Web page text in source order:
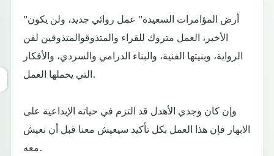
"أرض المؤامرات السعيدة" عمل روائي جديد، ولن يكون
الأخير، العمل متروك للقراء والمتذوقوالمتذوقين لفن
الرواية، وبنيتها الفنية، والبناء الدرامي والسردي، والأفكار
التي يحملها العمل.
وإن كان وجدي الأهدل قد التزم في حياته الإبداعية على
الابهار فإن هذا العمل بكل تأكيد سيعيش معنا قبل أن نعيش
معه.